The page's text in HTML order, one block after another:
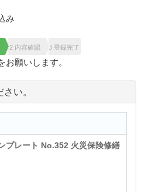
み
2 内容確認 3 登録完了
願いします。
い。
プレート No.352 火災保険修繕